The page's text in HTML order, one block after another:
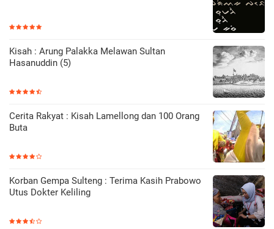
Kisah : Arung Palakka Melawan Sultan
Hasanuddin (5)
Cerita Rakyat : Kisah Lamellong dan 100 Orang
Buta
Korban Gempa Sulteng : Terima Kasih Prabowo
Utus Dokter Keliling